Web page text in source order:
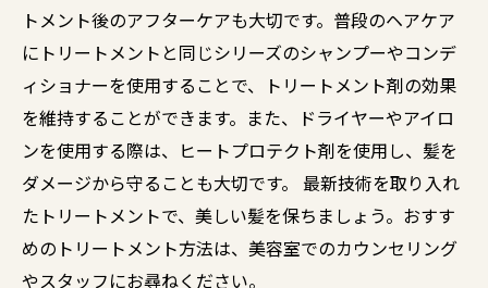
トメント後のアフターケアも大切です。普段のヘアケア
にトリートメントと同じシリーズのシャンプーやコンデ
ィショナーを使用することで、トリートメント剤の効果
を維持することができます。また、ドライヤーやアイロ
ンを使用する際は、ヒートプロテクト剤を使用し、髪を
ダメージから守ることも大切です。 最新技術を取り入れ
たトリートメントで、美しい髪を保ちましょう。おすす
めのトリートメント方法は、美容室でのカウンセリング
やスタッフにお尋ねください。